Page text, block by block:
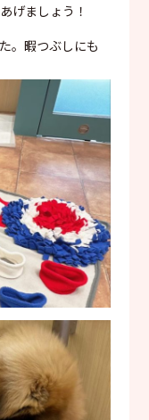
げましょう！
。暇つぶしにも